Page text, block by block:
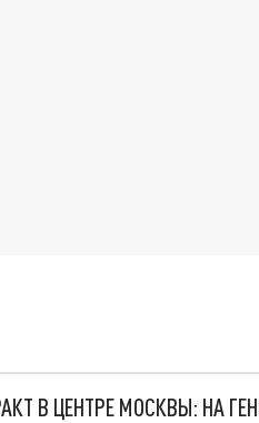
В ЦЕНТРЕ МОСКВЫ: НА